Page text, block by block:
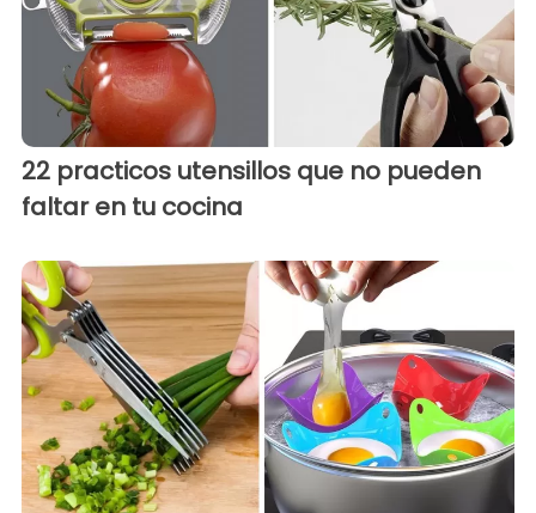
22 practicos utensillos que no pueden
faltar en tu cocina